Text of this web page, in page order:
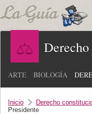
Derecho
ARTE BIOLOGÍA
Inicio Derecho
Presidente